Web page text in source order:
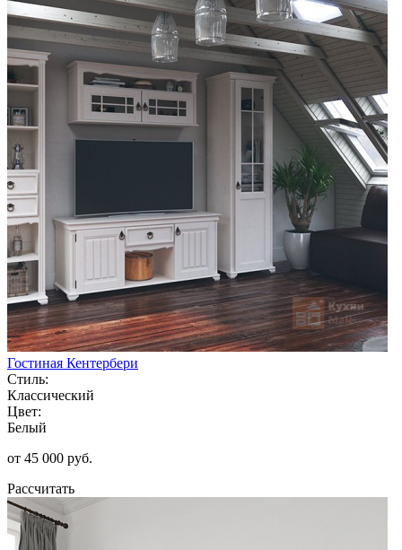
Гостиная Кентербери
Стиль:
Классический
Цвет:
Белый
от 45 000 руб.
Рассчитать